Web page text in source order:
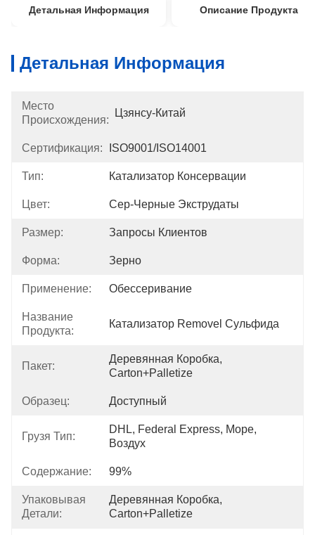
Детальная Информация Описание Продукта
Детальная Информация
Место
Происхождения:
Цзянсу-Китай
Сертификация: ISO9001/ISO14001
Тип: Катализатор Консервации
Цвет: Сер-Черные Экструдаты
Размер: Запросы Клиентов
Форма: Зерно
Применение: Обессеривание
Название
Продукта:
Катализатор Removel Сульфида
Пакет:
Деревянная Коробка,
Carton+Palletize
Образец: Доступный
Грузя Тип:
DHL, Federal Express, Море,
Воздух
Содержание: 99%
Упаковывая
Детали:
Деревянная Коробка,
Carton+Palletize